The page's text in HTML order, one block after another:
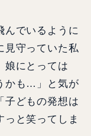
でいるように
見守っていた私
娘にとっては
かも…」と気が
子どもの発想は
と笑ってしま